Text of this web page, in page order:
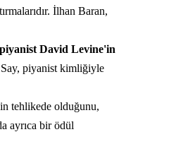
İlhan Baran,
David Levine'in
Say, piyanist kimliğiyle
tehlikede olduğunu,
ayrıca bir ödül